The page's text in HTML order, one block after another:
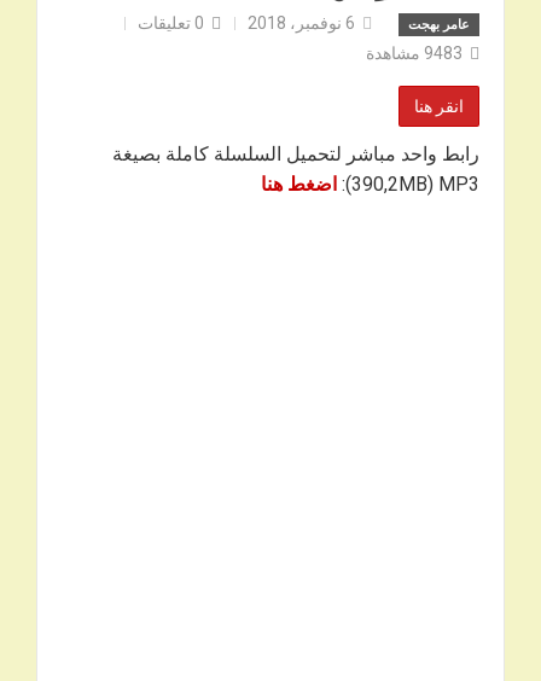
عامر بهجت 6 نوفمبر، 2018 0تعليقات
9483 مشاهدة
انقر هنا
رابط واحد مباشر لتحميل السلسلة كاملة بصيغة
390,2MB) MP3):
اضغط هنا